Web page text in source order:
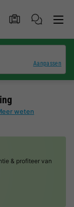
Aanpassen
weten
& profiteer van